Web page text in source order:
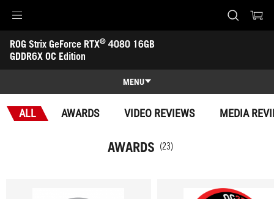
Accessibility links
Skip to content
Accessibility Help
Skip to Menu
ASUS Footer
ROG Strix GeForce RTX® 4080 16GB
GDDR6X OC Edition
-
MENU
Features
ALL AWARDS VIDEO REVIEWS MEDIA
AWARDS (23)